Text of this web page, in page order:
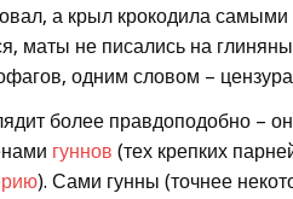
а крыл крокодила
маты не писались на
одним словом –
более правдоподобно –
гуннов (тех крепких
). Сами гунны (точнее